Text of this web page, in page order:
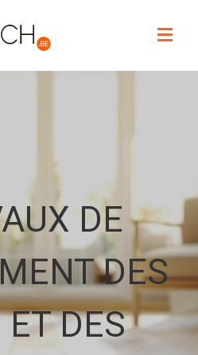
DE
DES
DES